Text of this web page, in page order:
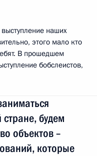
наших
этого мало кто
В прошедшем
бобслеистов,
будем
объектов –
которые